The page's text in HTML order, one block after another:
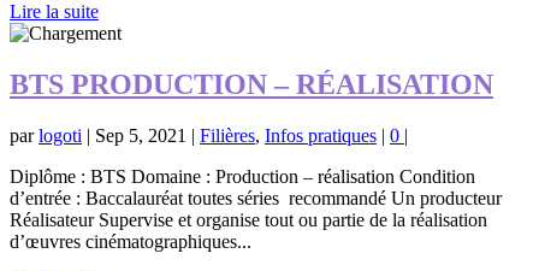
Lire la suite
BTS PRODUCTION – RÉALISATION
parlogoti | Sep 5, 2021 | Filières, Infos pratiques | 0 |
Diplôme : BTS Domaine : Production – réalisation Condition
d’entrée : Baccalauréat toutes séries recommandé Un producteur
Réalisateur Supervise et organise tout ou partie de la réalisation
d’œuvres cinématographiques...